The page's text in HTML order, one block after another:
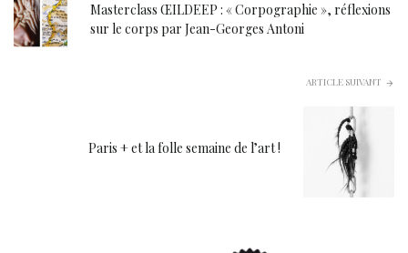
Masterclass ŒILDEEP : « Corpographie », réflexions
sur le corps par Jean-Georges Antoni
ARTICLE SUIVANT
Paris + et la folle semaine de l’art !